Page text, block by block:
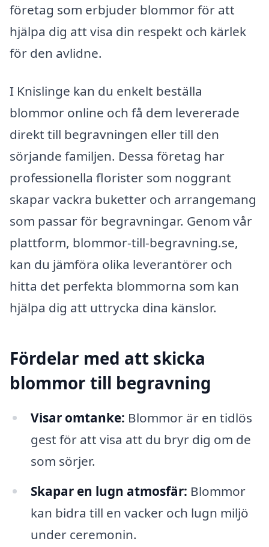
företag som erbjuder blommor för att
hjälpa dig att visa din respekt och kärlek
för den avlidne.
I Knislinge kan du enkelt beställa
blommor online och få dem levererade
direkt till begravningen eller till den
sörjande familjen. Dessa företag har
professionella florister som noggrant
skapar vackra buketter och arrangemang
som passar för begravningar. Genom vår
plattform, blommor-till-begravning.se,
kan du jämföra olika leverantörer och
hitta det perfekta blommorna som kan
hjälpa dig att uttrycka dina känslor.
Fördelar med att skicka
blommor till begravning
Visar omtanke: Blommor är en tidlös
gest för att visa att du bryr dig om de
som sörjer.
Skapar en lugn atmosfär: Blommor
kan bidra till en vacker och lugn miljö
under ceremonin.